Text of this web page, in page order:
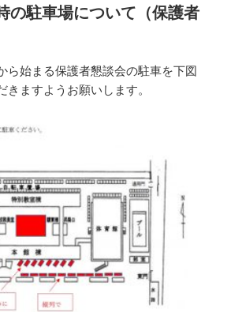
の駐車場について（保護者
ら始まる保護者懇談会の駐車を下図
きますようお願いします。